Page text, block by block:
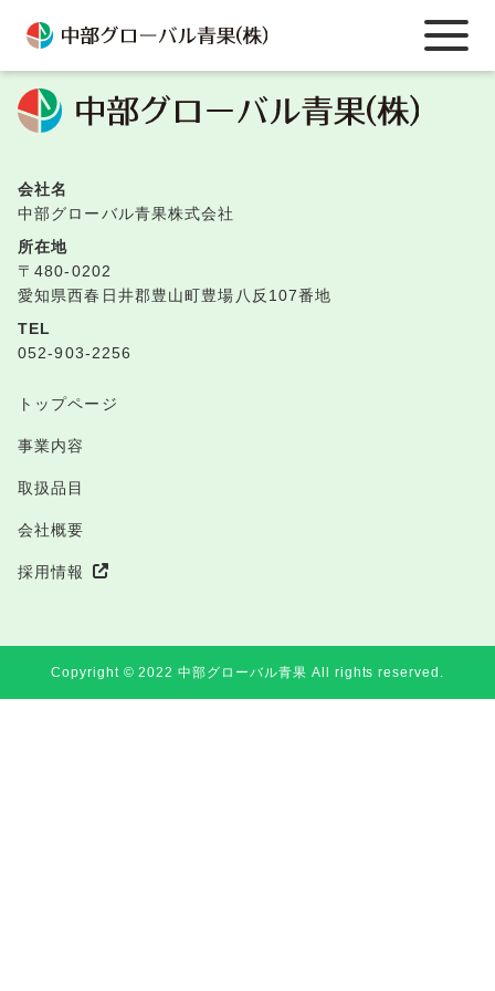
会社名
中部グローバル青果株式会社
所在地
〒480-0202
愛知県西春日井郡豊山町豊場八反107番地
TEL
052-903-2256
トップページ
事業内容
取扱品目
会社概要
採用情報
Copyright ©︎ 2022 中部グローバル青果 All rights reserved.